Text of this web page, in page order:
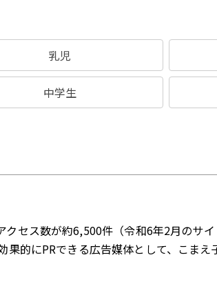
乳児
中学生
クセス数が約6,500件（令和6年2月のサ
的にPRできる広告媒体として、こま